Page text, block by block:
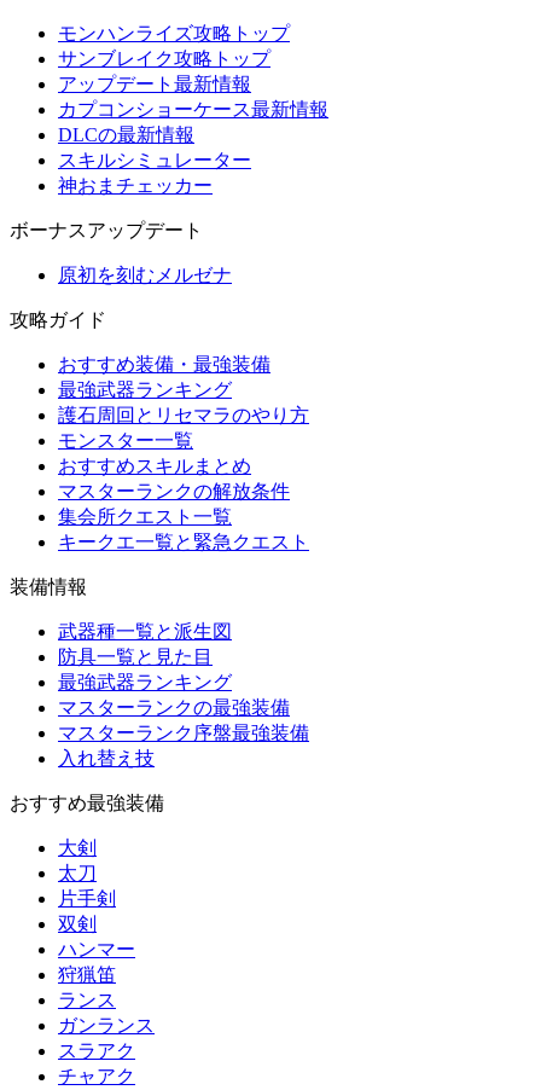
モンハンライズ攻略トップ
サンブレイク攻略トップ
アップデート最新情報
カプコンショーケース最新情報
DLCの最新情報
スキルシミュレーター
神おまチェッカー
ボーナスアップデート
原初を刻むメルゼナ
攻略ガイド
おすすめ装備・最強装備
最強武器ランキング
護石周回とリセマラのやり方
モンスター一覧
おすすめスキルまとめ
マスターランクの解放条件
集会所クエスト一覧
キークエ一覧と緊急クエスト
装備情報
武器種一覧と派生図
防具一覧と見た目
最強武器ランキング
マスターランクの最強装備
マスターランク序盤最強装備
入れ替え技
おすすめ最強装備
大剣
太刀
片手剣
双剣
ハンマー
狩猟笛
ランス
ガンランス
スラアク
チャアク